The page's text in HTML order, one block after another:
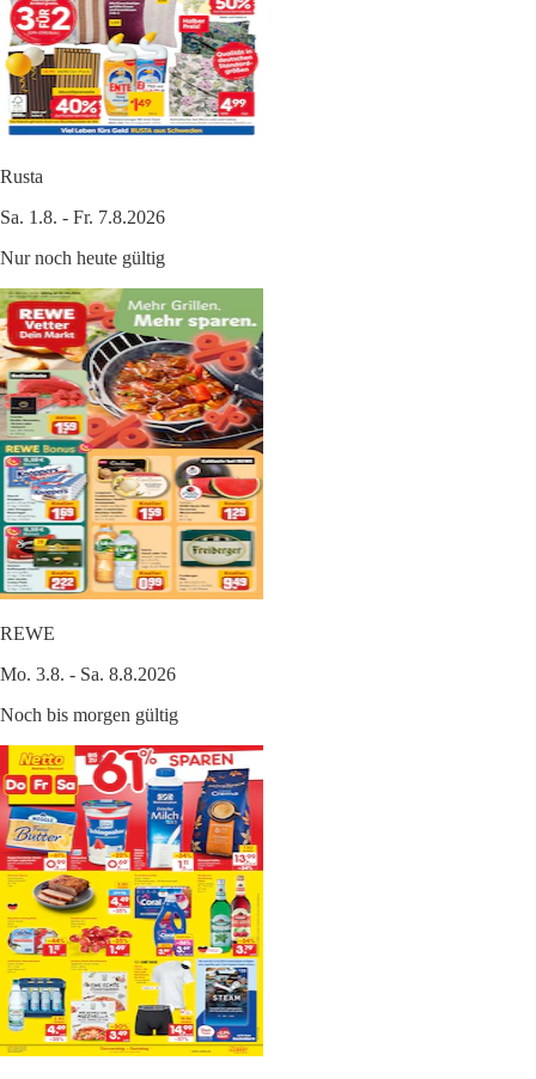
Rusta
Sa. 1.8. - Fr. 7.8.2026
Nur noch heute gültig
REWE
Mo. 3.8. - Sa. 8.8.2026
Noch bis morgen gültig